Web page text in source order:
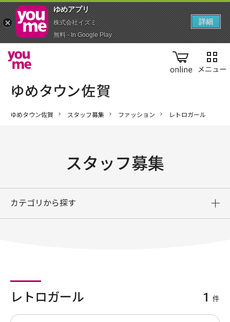
online
ゆめタウン佐賀 スタッフ募集 ファッション レトロガール
スタッフ募集
カテゴリから探す
レトロガール 1 件
ゆめアプ‪リ‬
株式会社イズミ
無料 - In Google Play
詳細